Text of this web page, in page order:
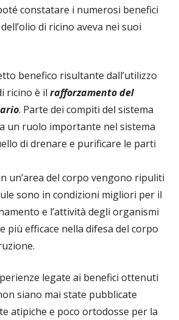
constatare i numerosi benefici
di ricino aveva nei suoi
benefico risultante dall’utilizzo
ricino è il rafforzamento del
. Parte dei compiti del sistema
un ruolo importante nel sistema
di drenare e purificare le parti
un’area del corpo vengono ripuliti
sono in condizioni migliori per il
e l’attività degli organismi
più efficace nella difesa del corpo
legate ai benefici ottenuti
siano mai state pubblicate
atipiche e poco ortodosse per la